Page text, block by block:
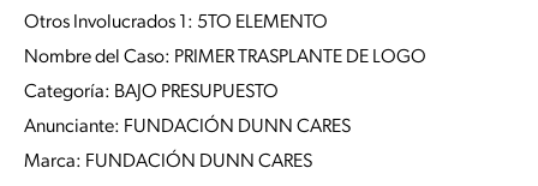
Otros Involucrados 1: 5TO ELEMENTO
Nombre del Caso: PRIMER TRASPLANTE DE LOGO
Categoría: BAJO PRESUPUESTO
Anunciante: FUNDACIÓN DUNN CARES
Marca: FUNDACIÓN DUNN CARES